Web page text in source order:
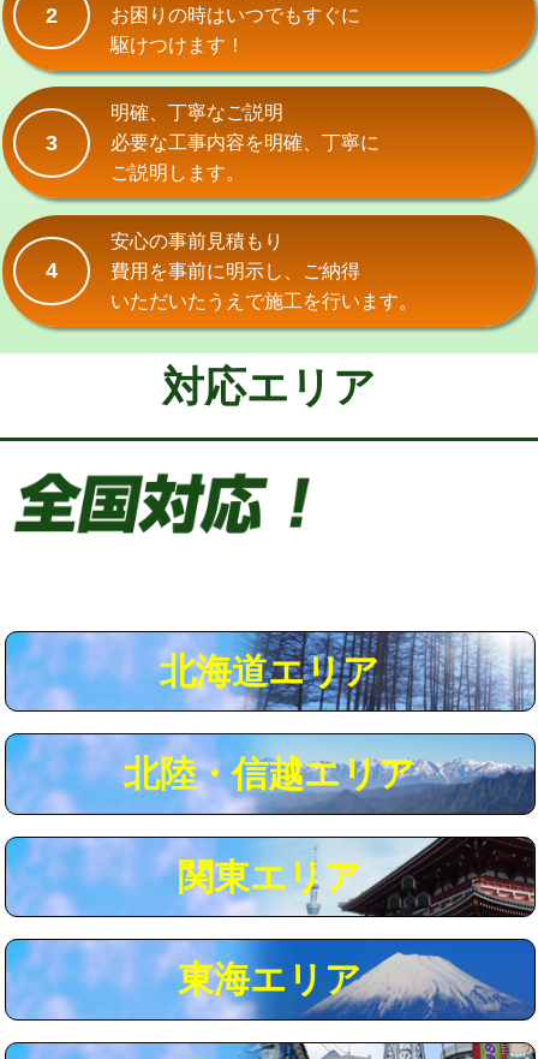
持込商品取付（単水栓）
持込商品取付（混合水栓） 16,500円
持込商品取付（浄水器・分岐水栓） 16,500円
給水管工事※（ホール加工)
給水管工事※（バンド止め)
給水管工事※（支持金具設置) 5,500円
給水管工事※（保温材使用（バンド止
め込み）)
5,500円
給水管工事※（土の掘削・埋め戻し作
11,000円
給水管工事※（塩ビ管（VP・HI）使
用/3ｍまで)
給水管工事※（ライニング鋼管・銅
管・ポリ管・HT管使用/3ｍまで)
44,000円
給水管工事※（ライニング鋼管・銅
+8,800円
マス交換（土の掘削・埋め戻し作業） 11,000円~
マス交換（深さ50㎝以上） 66,000円
コンクリート斫り（厚さ10㎝まで） 27,500円
コンクリート斫り（厚さ10㎝超え） 38,500円
モルタル補修（厚さ10㎝まで） 27,500円
2
お困りの時はいつでもすぐに
駆けつけます！
3
明確、丁寧なご説明
必要な工事内容を明確、丁寧に
ご説明します。
4
安心の事前見積もり
費用を事前に明示し、ご納得
いただいたうえで施工を行います。
対応エリア
北海道エリア
北陸・信越エリア
関東エリア
東海エリア